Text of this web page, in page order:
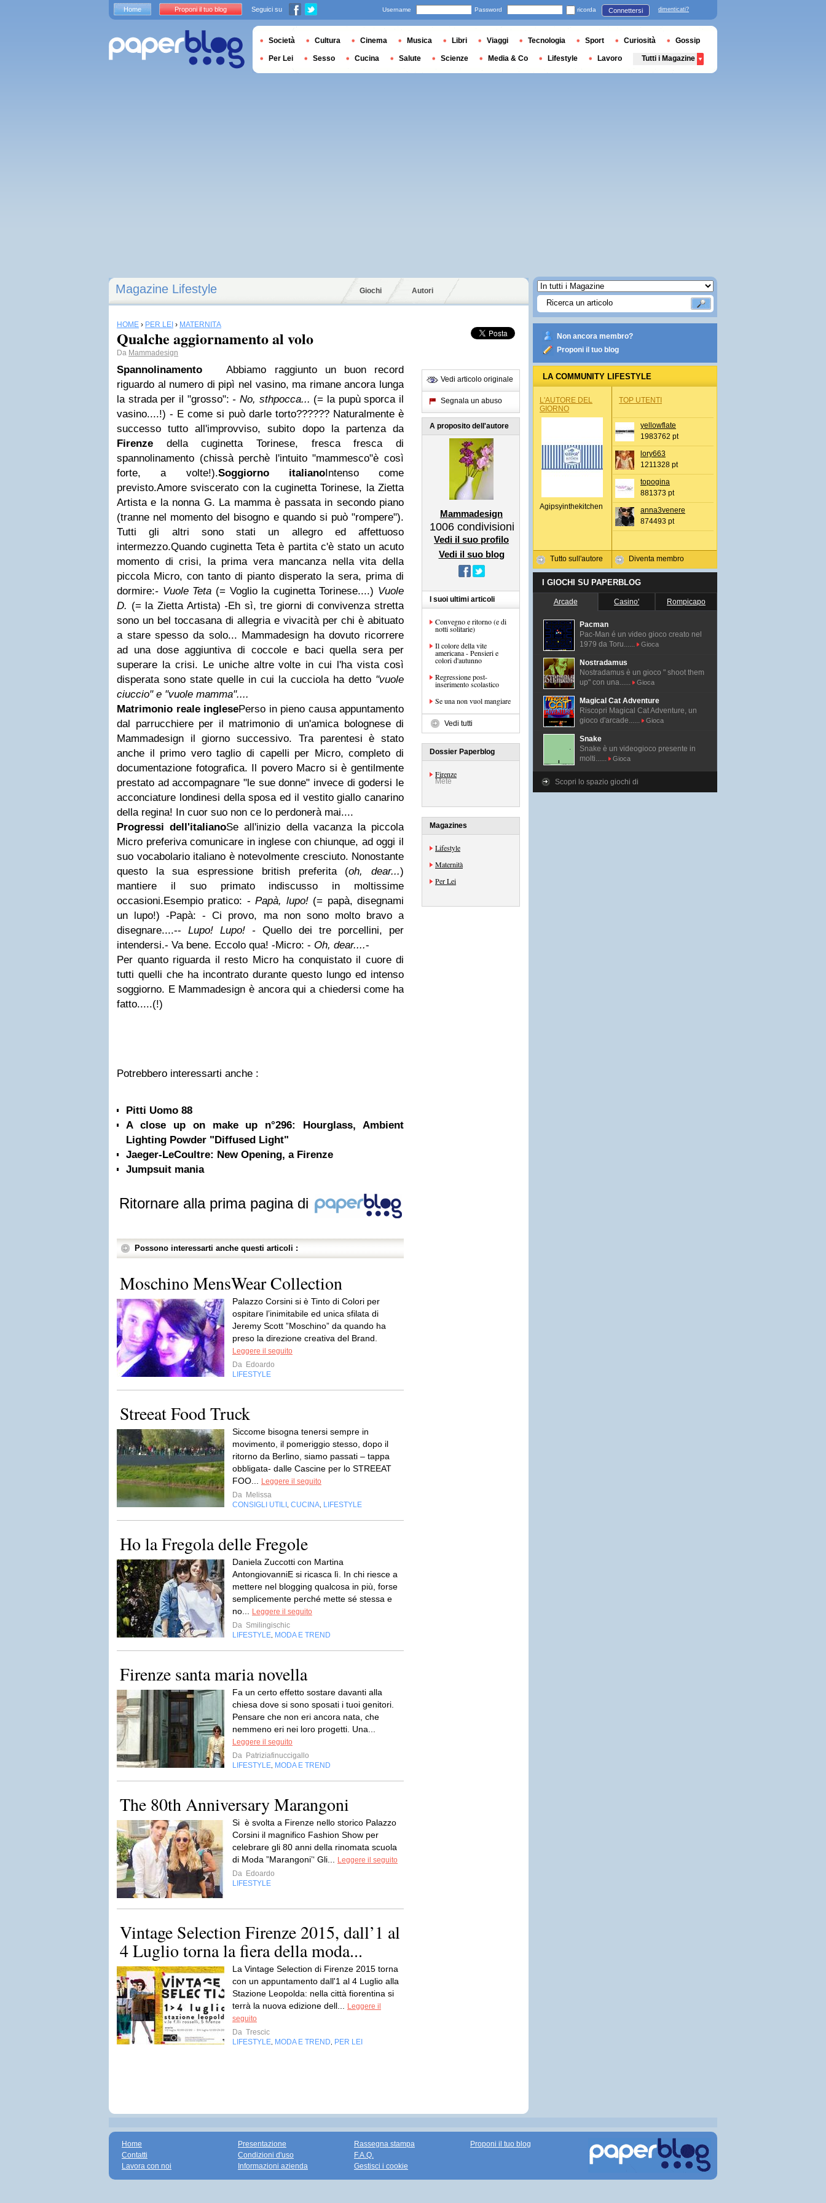
Magazine Lifestyle Giochi Autori
HOME › PER LEI › MATERNITÀ
Qualche aggiornamento al volo
Da Mammadesign
SpannolinamentoAbbiamo raggiunto un buon record
riguardo al numero di pipì nel vasino, ma rimane ancora lunga
la strada per il "grosso": - No, sthpocca... (= la pupù sporca il
vasino....!) - E come si può darle torto?????? Naturalmente è
successo tutto all'improvviso, subito dopo la partenza da
Firenze della cuginetta Torinese, fresca fresca di
spannolinamento (chissà perchè l'intuito "mammesco"è così
forte, a volte!).Soggiorno italianoIntenso come
previsto.Amore sviscerato con la cuginetta Torinese, la Zietta
Artista e la nonna G. La mamma è passata in secondo piano
(tranne nel momento del bisogno e quando si può "rompere").
Tutti gli altri sono stati un allegro ed affettuoso
intermezzo.Quando cuginetta Teta è partita c'è stato un acuto
momento di crisi, la prima vera mancanza nella vita della
piccola Micro, con tanto di pianto disperato la sera, prima di
dormire:- Vuole Teta (= Voglio la cuginetta Torinese....) Vuole
D. (= la Zietta Artista) -Eh sì, tre giorni di convivenza stretta
sono un bel toccasana di allegria e vivacità per chi è abituato
a stare spesso da solo... Mammadesign ha dovuto ricorrere
ad una dose aggiuntiva di coccole e baci quella sera per
superare la crisi. Le uniche altre volte in cui l'ha vista così
disperata sono state quelle in cui la cucciola ha detto "vuole
ciuccio" e "vuole mamma"....
Matrimonio reale inglesePerso in pieno causa appuntamento
dal parrucchiere per il matrimonio di un'amica bolognese di
Mammadesign il giorno successivo. Tra parentesi è stato
anche il primo vero taglio di capelli per Micro, completo di
documentazione fotografica. Il povero Macro si è gentilmente
prestato ad accompagnare "le sue donne" invece di godersi le
acconciature londinesi della sposa ed il vestito giallo canarino
della regina! In cuor suo non ce lo perdonerà mai....
Progressi dell'italianoSe all'inizio della vacanza la piccola
Micro preferiva comunicare in inglese con chiunque, ad oggi il
suo vocabolario italiano è notevolmente cresciuto. Nonostante
questo la sua espressione british preferita (oh, dear...)
mantiere il suo primato indiscusso in moltissime
occasioni.Esempio pratico: -Papà, lupo!(= papà, disegnami
un lupo!) -Papà: - Ci provo, ma non sono molto bravo a
disegnare....-- Lupo! Lupo! - Quello dei tre porcellini, per
intendersi.- Va bene. Eccolo qua! -Micro: - Oh, dear....-
Per quanto riguarda il resto Micro ha conquistato il cuore di
tutti quelli che ha incontrato durante questo lungo ed intenso
soggiorno. E Mammadesign è ancora qui a chiedersi come ha
fatto.....(!)
Potrebbero interessarti anche :
Pitti Uomo 88
A close up on make up n°296: Hourglass, Ambient
Lighting Powder "Diffused Light"
Jaeger-LeCoultre: New Opening, a Firenze
Jumpsuit mania
Ritornare alla prima pagina di
Possono interessarti anche questi articoli :
Moschino MensWear Collection
Palazzo Corsini si è Tinto di Colori per
ospitare l’inimitabile ed unica sfilata di
Jeremy Scott ”Moschino” da quando ha
preso la direzione creativa del Brand.
Leggere il seguito
Da Edoardo
LIFESTYLE
Streeat Food Truck
Siccome bisogna tenersi sempre in
movimento, il pomeriggio stesso, dopo il
ritorno da Berlino, siamo passati – tappa
obbligata- dalle Cascine per lo STREEAT
FOO...
Leggere il seguito
Da Melissa
CONSIGLI UTILI
CUCINA LIFESTYLE
Ho la Fregola delle Fregole
Daniela Zuccotti con Martina
AntongiovanniE si ricasca lì. In chi riesce a
mettere nel blogging qualcosa in più, forse
semplicemente perché mette sé stessa e
no...
Leggere il seguito
Da Smilingischic
LIFESTYLE MODA E TREND
Firenze santa maria novella
Fa un certo effetto sostare davanti alla
chiesa dove si sono sposati i tuoi genitori.
Pensare che non eri ancora nata, che
nemmeno eri nei loro progetti. Una...
Leggere il seguito
Da Patriziafinuccigallo
LIFESTYLE MODA E TREND
The 80th Anniversary Marangoni
Si è svolta a Firenze nello storico Palazzo
Corsini il magnifico Fashion Show per
celebrare gli 80 anni della rinomata scuola
di Moda ”Marangoni’‘ Gli...
Leggere il seguito
Da Edoardo
LIFESTYLE
Vintage Selection Firenze 2015, dall’1 al
4 Luglio torna la fiera della moda...
La Vintage Selection di Firenze 2015 torna
con un appuntamento dall'1 al 4 Luglio alla
Stazione Leopolda: nella città fiorentina si
terrà la nuova edizione dell...
Leggere il
seguito
Da Trescic
LIFESTYLE MODA E TREND PER LEI
Vedi articolo originale
Segnala un abuso
A proposito dell'autore
Mammadesign
1006 condivisioni
Vedi il suo profilo
Vedi il suo blog
I suoi ultimi articoli
Convegno e ritorno (e di
notti solitarie)
Il colore della vite
americana - Pensieri e
colori d'autunno
Regressione post-
inserimento scolastico
Se una non vuol mangiare
Vedi tutti
Dossier Paperblog
Firenze
Mete
Magazines
Lifestyle
Maternità
Per Lei
Non ancora membro?
Proponi il tuo blog
LA COMMUNITY LIFESTYLE
L'AUTORE DEL
GIORNO
Agipsyinthekitchen
Tutto sull'autore
TOP UTENTI
yellowflate
1983762 pt
lory663
1211328 pt
topogina
881373 pt
anna3venere
874493 pt
Diventa membro
I GIOCHI SU PAPERBLOG
Arcade Casino' Rompicapo
Pacman
Pac-Man é un video gioco creato nel
1979 da Toru......
Gioca
Nostradamus
Nostradamus è un gioco " shoot them
up" con una......
Gioca
Magical Cat Adventure
Riscopri Magical Cat Adventure, un
gioco d'arcade......
Gioca
Snake
Snake è un videogioco presente in
molti......
Gioca
Scopri lo spazio giochi di
Home Proponi il tuo blog Seguici su Username Password ricorda Connettersi dimenticati?
Società Cultura Cinema Musica Libri Viaggi Tecnologia Sport Curiosità Gossip
Per Lei Sesso Cucina Salute Scienze Media & Co Lifestyle Lavoro Tutti i Magazine
Home
Contatti
Lavora con noi
Presentazione
Condizioni d'uso
Informazioni azienda
Rassegna stampa
F.A.Q.
Gestisci i cookie
Proponi il tuo blog